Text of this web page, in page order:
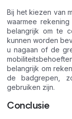
Bij het kiezen van
waarmee
belangrijk om te
kunnen worden
u nagaan of de
belangrijk om
de badgrepen,
gebruiken zijn.
Conclusie